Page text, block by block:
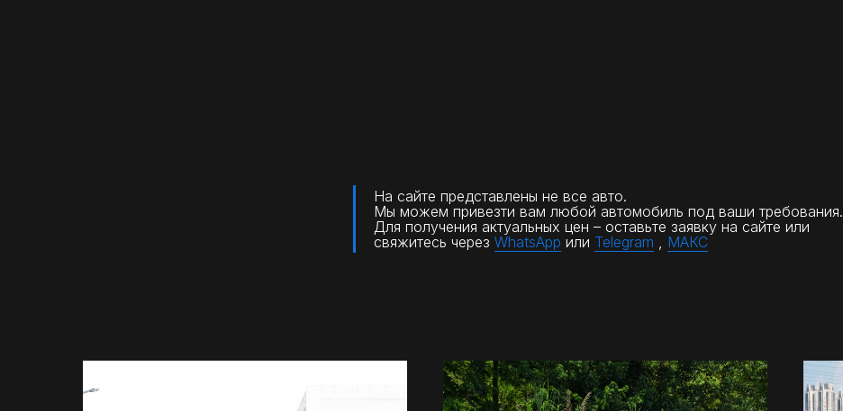
На сайте представлены не все авто.
Мы можем привезти вам любой автомобиль под ваши требования.
Для получения актуальных цен – оставьте заявку на сайте или
свяжитесь через WhatsApp или Telegram , МАКС